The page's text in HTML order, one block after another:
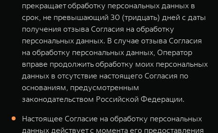
прекращает обработку персональных данных в
срок, не превышающий 30 (тридцать) дней с даты
получения отзыва Согласия на обработку
персональных данных. В случае отзыва Согласия
на обработку персональных данных, Оператор
вправе продолжить обработку моих персональных
данных в отсутствие настоящего Согласия по
основаниям, предусмотренным
законодательством Российской Федерации.
Настоящее Согласие на обработку персональных
данных действует с момента его предоставления